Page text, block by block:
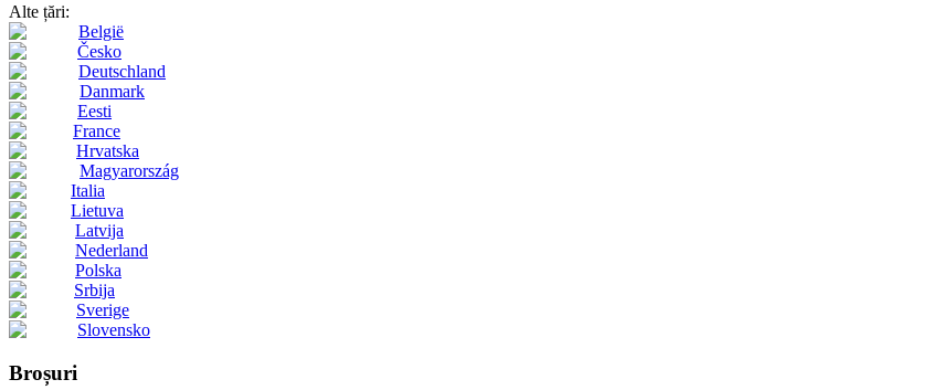
Alte țări:
België
Česko
Deutschland
Danmark
Eesti
France
Hrvatska
Magyarország
Italia
Lietuva
Latvija
Nederland
Polska
Srbija
Sverige
Slovensko
Broșuri